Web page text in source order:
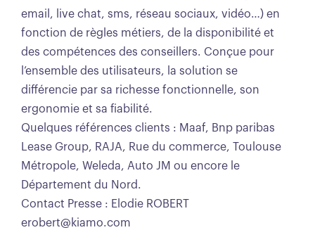
email, live chat, sms, réseau sociaux, vidéo…) en
fonction de règles métiers, de la disponibilité et
des compétences des conseillers. Conçue pour
l’ensemble des utilisateurs, la solution se
différencie par sa richesse fonctionnelle, son
ergonomie et sa fiabilité.
Quelques références clients : Maaf, Bnp paribas
Lease Group, RAJA, Rue du commerce, Toulouse
Métropole, Weleda, Auto JM ou encore le
Département du Nord.
Contact Presse : Elodie ROBERT
erobert@kiamo.com